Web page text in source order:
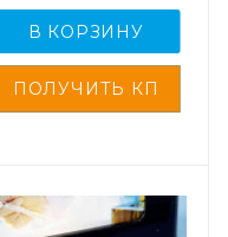
В КОРЗИНУ